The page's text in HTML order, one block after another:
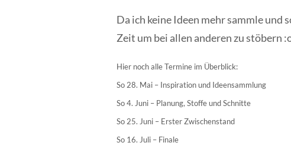
Da ich keine Ideen mehr sammle
Zeit um bei allen anderen zu stöbern
Hier noch alle Termine im Überblick:
So 28. Mai – Inspiration und Ideensammlung
So 4. Juni – Planung, Stoffe und Schnitte
So 25. Juni – Erster Zwischenstand
So 16. Juli – Finale